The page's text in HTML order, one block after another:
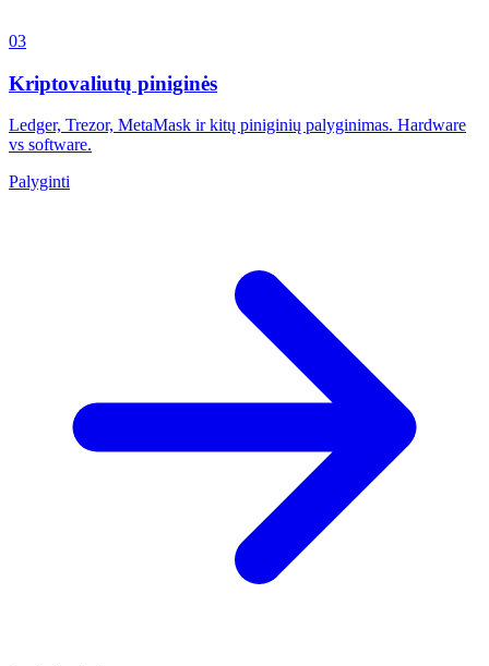
03
Kriptovaliutų piniginės
Ledger, Trezor, MetaMask ir kitų piniginių palyginimas. Hardware
vs software.
Palyginti